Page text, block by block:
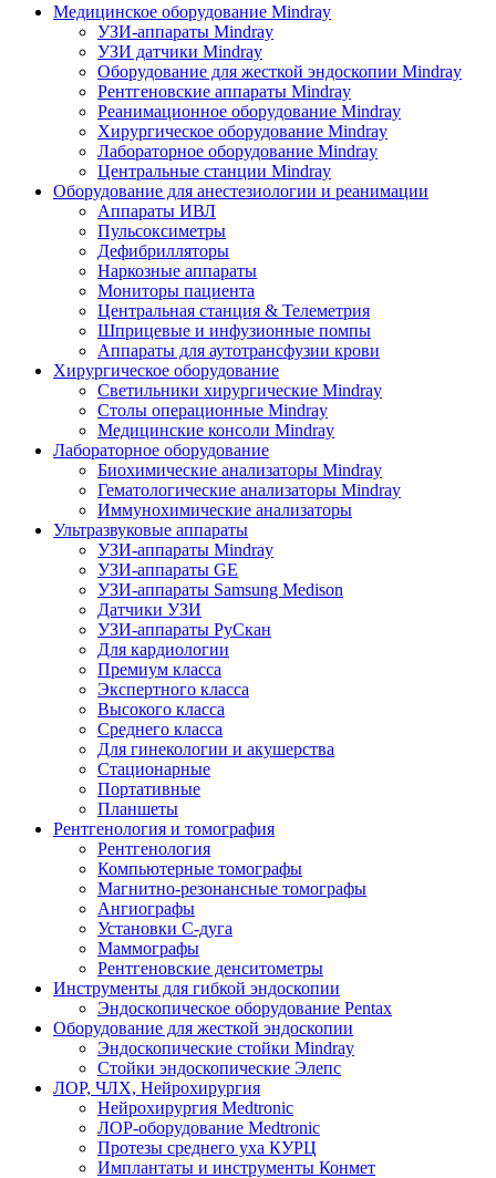
Медицинское оборудование Mindray
УЗИ-аппараты Mindray
УЗИ датчики Mindray
Оборудование для жесткой эндоскопии Mindray
Рентгеновские аппараты Mindray
Реанимационное оборудование Mindray
Хирургическое оборудование Mindray
Лабораторное оборудование Mindray
Центральные станции Mindray
Оборудование для анестезиологии и реанимации
Аппараты ИВЛ
Пульсоксиметры
Дефибрилляторы
Наркозные аппараты
Мониторы пациента
Центральная станция & Телеметрия
Шприцевые и инфузионные помпы
Аппараты для аутотрансфузии крови
Хирургическое оборудование
Светильники хирургические Mindray
Столы операционные Mindray
Медицинские консоли Mindray
Лабораторное оборудование
Биохимические анализаторы Mindray
Гематологические анализаторы Mindray
Иммунохимические анализаторы
Ультразвуковые аппараты
УЗИ-аппараты Mindray
УЗИ-аппараты GE
УЗИ-аппараты Samsung Medison
Датчики УЗИ
УЗИ-аппараты РуСкан
Для кардиологии
Премиум класса
Экспертного класса
Высокого класса
Среднего класса
Для гинекологии и акушерства
Стационарные
Портативные
Планшеты
Рентгенология и томография
Рентгенология
Компьютерные томографы
Магнитно-резонансные томографы
Ангиографы
Установки С-дуга
Маммографы
Рентгеновские денситометры
Инструменты для гибкой эндоскопии
Эндоскопическое оборудование Pentax
Оборудование для жесткой эндоскопии
Эндоскопические стойки Mindray
Стойки эндоскопические Элепс
ЛОР, ЧЛХ, Нейрохирургия
Нейрохирургия Medtronic
ЛОР-оборудование Medtronic
Протезы среднего уха КУРЦ
Имплантаты и инструменты Конмет